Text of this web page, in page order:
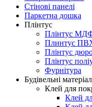
Стінові панелі
Паркетна дошка
Плінтус
Плінтус
Плинтус
Плінтус
Плінтус
Фурнітура
Будівельні
Клей для
Клей